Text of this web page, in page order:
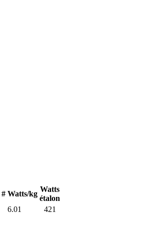
# Watts/kg
Watts
étalon
6.01
421